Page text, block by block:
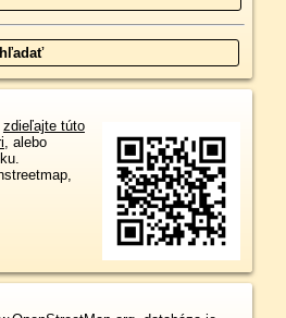
zdieľajte túto
, alebo